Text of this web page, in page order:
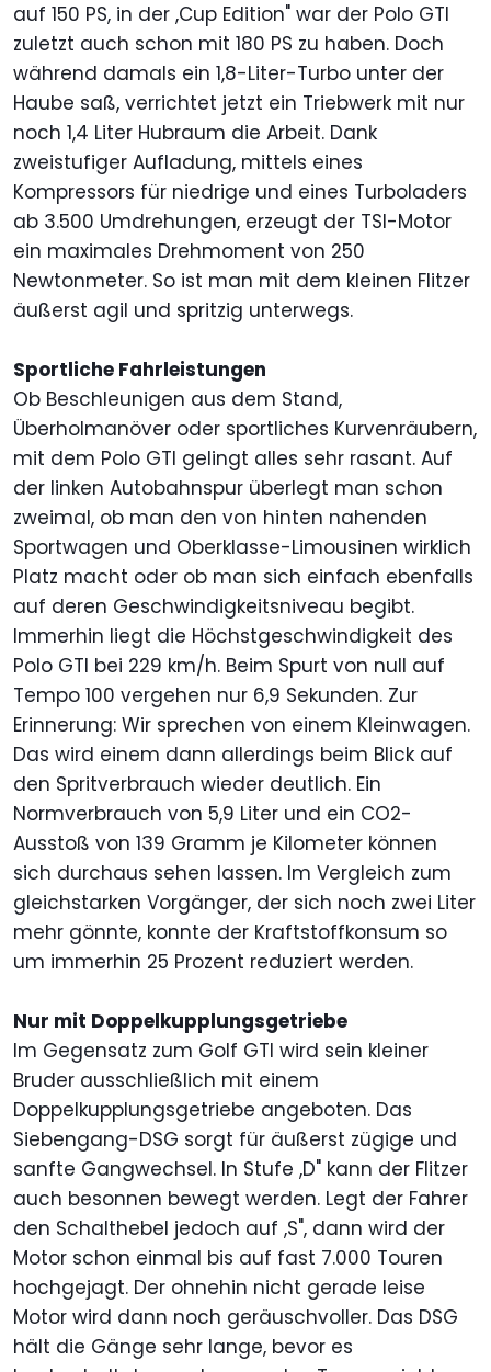
auf 150 PS, in der ,Cup Edition" war der Polo GTI
zuletzt auch schon mit 180 PS zu haben. Doch
während damals ein 1,8-Liter-Turbo unter der
Haube saß, verrichtet jetzt ein Triebwerk mit nur
noch 1,4 Liter Hubraum die Arbeit. Dank
zweistufiger Aufladung, mittels eines
Kompressors für niedrige und eines Turboladers
ab 3.500 Umdrehungen, erzeugt der TSI-Motor
ein maximales Drehmoment von 250
Newtonmeter. So ist man mit dem kleinen Flitzer
äußerst agil und spritzig unterwegs.
Sportliche Fahrleistungen
Ob Beschleunigen aus dem Stand,
Überholmanöver oder sportliches Kurvenräubern,
mit dem Polo GTI gelingt alles sehr rasant. Auf
der linken Autobahnspur überlegt man schon
zweimal, ob man den von hinten nahenden
Sportwagen und Oberklasse-Limousinen wirklich
Platz macht oder ob man sich einfach ebenfalls
auf deren Geschwindigkeitsniveau begibt.
Immerhin liegt die Höchstgeschwindigkeit des
Polo GTI bei 229 km/h. Beim Spurt von null auf
Tempo 100 vergehen nur 6,9 Sekunden. Zur
Erinnerung: Wir sprechen von einem Kleinwagen.
Das wird einem dann allerdings beim Blick auf
den Spritverbrauch wieder deutlich. Ein
Normverbrauch von 5,9 Liter und ein CO2-
Ausstoß von 139 Gramm je Kilometer können
sich durchaus sehen lassen. Im Vergleich zum
gleichstarken Vorgänger, der sich noch zwei Liter
mehr gönnte, konnte der Kraftstoffkonsum so
um immerhin 25 Prozent reduziert werden.
Nur mit Doppelkupplungsgetriebe
Im Gegensatz zum Golf GTI wird sein kleiner
Bruder ausschließlich mit einem
Doppelkupplungsgetriebe angeboten. Das
Siebengang-DSG sorgt für äußerst zügige und
sanfte Gangwechsel. In Stufe ,D" kann der Flitzer
auch besonnen bewegt werden. Legt der Fahrer
den Schalthebel jedoch auf ,S", dann wird der
Motor schon einmal bis auf fast 7.000 Touren
hochgejagt. Der ohnehin nicht gerade leise
Motor wird dann noch geräuschvoller. Das DSG
hält die Gänge sehr lange, bevor es